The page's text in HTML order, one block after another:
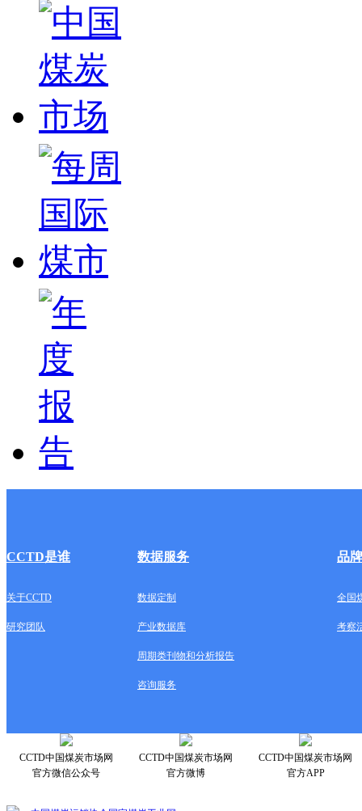
CCTD是谁 数据服务 品
关于CCTD 数据定制 全国
研究团队 产业数据库 考察
周期类刊物和分析报告
咨询服务
CCTD中国煤炭市场网
官方微信公众号
CCTD中国煤炭市场网
官方微博
CCTD中国煤炭市场网
官方APP